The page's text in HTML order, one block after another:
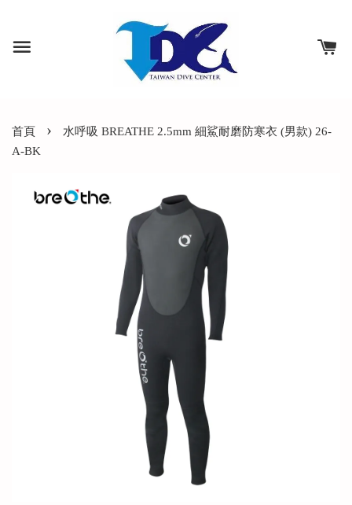
首頁 ›
水呼吸 BREATHE 2.5mm 細鯊耐磨防寒衣 (男款) 26-
A-BK